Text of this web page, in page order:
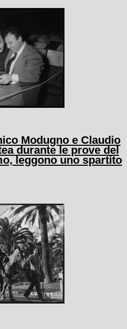
Modugno e Claudio
durante le prove del
leggono uno spartito